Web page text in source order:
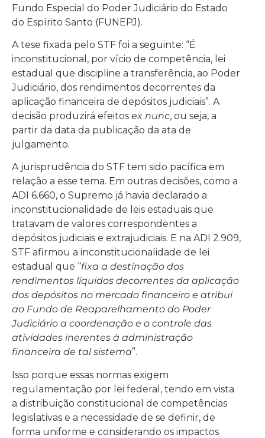
Fundo Especial do Poder Judiciário do Estado
do Espírito Santo (FUNEPJ).
A tese fixada pelo STF foi a seguinte: “É
inconstitucional, por vício de competência, lei
estadual que discipline a transferência, ao Poder
Judiciário, dos rendimentos decorrentes da
aplicação financeira de depósitos judiciais”. A
decisão produzirá efeitos ex nunc, ou seja, a
partir da data da publicação da ata de
julgamento.
A jurisprudência do STF tem sido pacífica em
relação a esse tema. Em outras decisões, como a
ADI 6.660, o Supremo já havia declarado a
inconstitucionalidade de leis estaduais que
tratavam de valores correspondentes a
depósitos judiciais e extrajudiciais. E na ADI 2.909,
STF afirmou a inconstitucionalidade de lei
estadual que “fixa a destinação dos
rendimentos líquidos decorrentes da aplicação
dos depósitos no mercado financeiro e atribui
ao Fundo de Reaparelhamento do Poder
Judiciário a coordenação e o controle das
atividades inerentes à administração
financeira de tal sistema”.
Isso porque essas normas exigem
regulamentação por lei federal, tendo em vista
a distribuição constitucional de competências
legislativas e a necessidade de se definir, de
forma uniforme e considerando os impactos